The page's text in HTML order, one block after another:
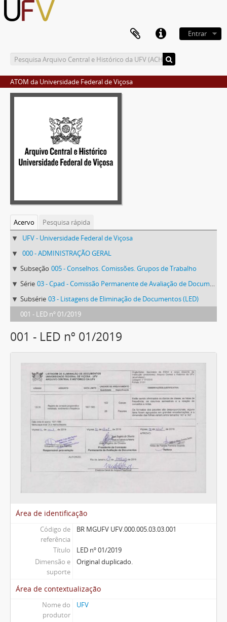
Entrar
ATOM da Universidade Federal de Viçosa
Acervo
Pesquisa rápida
UFV - Universidade Federal de Viçosa
000 - ADMINISTRAÇÃO GERAL
Subseção 005 - Conselhos. Comissões. Grupos de Trabalho
Série 03 - Cpad - Comissão Permanente de Avaliação de Documentos
Subsérie 03 - Listagens de Eliminação de Documentos (LED)
001 - LED nº 01/2019
001 - LED nº 01/2019
Área de identificação
Código de
referência
BR MGUFV UFV.000.005.03.03.001
Título
LED nº 01/2019
Dimensão e
suporte
Original duplicado.
Área de contextualização
Nome do
produtor
UFV